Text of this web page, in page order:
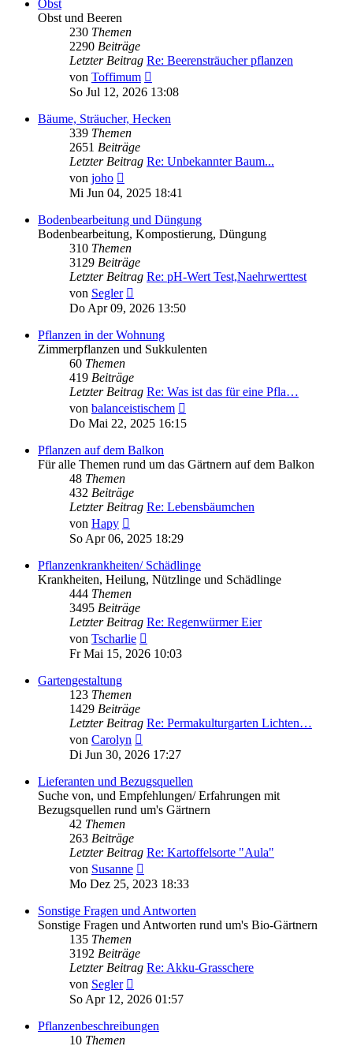
Obst
Obst und Beeren
230 Themen
2290 Beiträge
Letzter Beitrag Re: Beerensträucher pflanzen
von Toffimum
Beitrag
So Jul 12, 2026 13:08
Bäume, Sträucher, Hecken
339 Themen
2651 Beiträge
Letzter Beitrag Re: Unbekannter Baum...
von joho
Beitrag
Mi Jun 04, 2025 18:41
Bodenbearbeitung und Düngung
Bodenbearbeitung, Kompostierung, Düngung
310 Themen
3129 Beiträge
Letzter Beitrag Re: pH-Wert Test,Naehrwerttest
von Segler
Beitrag
Do Apr 09, 2026 13:50
Pflanzen in der Wohnung
Zimmerpflanzen und Sukkulenten
60 Themen
419 Beiträge
Letzter Beitrag Re: Was ist das für eine Pfla…
von balanceistischem
Beitrag
Do Mai 22, 2025 16:15
Pflanzen auf dem Balkon
Für alle Themen rund um das Gärtnern auf dem Balkon
48 Themen
432 Beiträge
Letzter Beitrag Re: Lebensbäumchen
von Hapy
Beitrag
So Apr 06, 2025 18:29
Pflanzenkrankheiten/ Schädlinge
Krankheiten, Heilung, Nützlinge und Schädlinge
444 Themen
3495 Beiträge
Letzter Beitrag Re: Regenwürmer Eier
von Tscharlie
Beitrag
Fr Mai 15, 2026 10:03
Gartengestaltung
123 Themen
1429 Beiträge
Letzter Beitrag Re: Permakulturgarten Lichten…
von Carolyn
Beitrag
Di Jun 30, 2026 17:27
Lieferanten und Bezugsquellen
Suche von, und Empfehlungen/ Erfahrungen mit
Bezugsquellen rund um's Gärtnern
42 Themen
263 Beiträge
Letzter Beitrag Re: Kartoffelsorte "Aula"
von Susanne
Beitrag
Mo Dez 25, 2023 18:33
Sonstige Fragen und Antworten
Sonstige Fragen und Antworten rund um's Bio-Gärtnern
135 Themen
3192 Beiträge
Letzter Beitrag Re: Akku-Grasschere
von Segler
Beitrag
So Apr 12, 2026 01:57
Pflanzenbeschreibungen
10 Themen